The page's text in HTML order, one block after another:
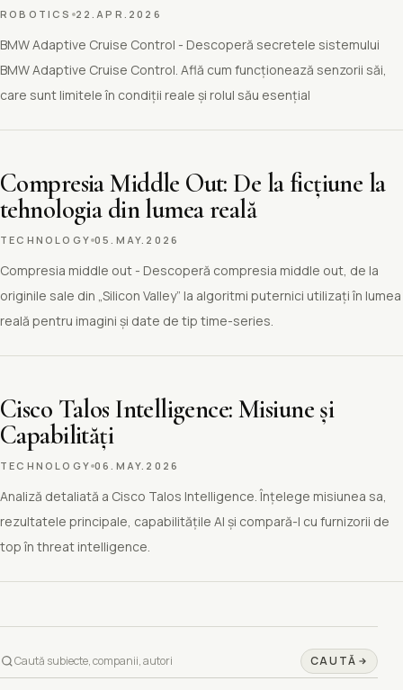
ROBOTICS 22.APR.2026
BMW Adaptive Cruise Control - Descoperă secretele sistemului
BMW Adaptive Cruise Control. Află cum funcționează senzorii săi,
care sunt limitele în condiții reale și rolul său esențial
Compresia Middle Out: De la ficțiune la
tehnologia din lumea reală
TECHNOLOGY 05.MAY.2026
Compresia middle out - Descoperă compresia middle out, de la
originile sale din „Silicon Valley” la algoritmi puternici utilizați în lumea
reală pentru imagini și date de tip time-series.
Cisco Talos Intelligence: Misiune și
Capabilități
TECHNOLOGY 06.MAY.2026
Analiză detaliată a Cisco Talos Intelligence. Înțelege misiunea sa,
rezultatele principale, capabilitățile AI și compară-l cu furnizorii de
top în threat intelligence.
CAUTĂ